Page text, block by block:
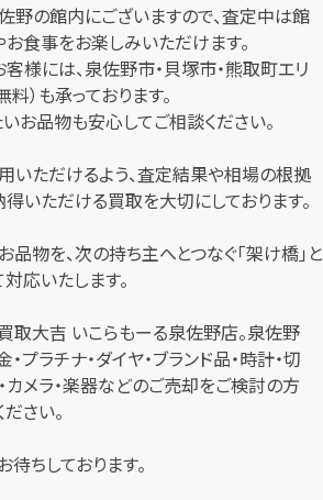
野の館内にございますので、査定中は館
食事をお楽しみいただけます。
様には、泉佐野市・貝塚市・熊取町エリ
）も承っております。
お品物も安心してご相談ください。
いただけるよう、査定結果や相場の根拠
いただける買取を大切にしております。
物を、次の持ち主へとつなぐ「架け橋」と
応いたします。
取大吉 いこらもーる泉佐野店。泉佐野
プラチナ・ダイヤ・ブランド品・時計・切
カメラ・楽器などのご売却をご検討の方
さい。
ちしております。